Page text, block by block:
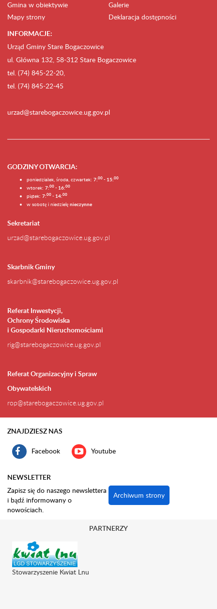
Gmina w obiektywie
Galerie
Mapy strony
Deklaracja dostępności
INFORMACJE:
Urząd Gminy Stare Bogaczowice
ul. Główna 132, 58-312 Stare Bogaczowice
tel. (74) 845-22-20,
tel. (74) 845-22-45
urzad@starebogaczowice.ug.gov.pl
GODZINY OTWARCIA:
poniedziałek, środa, czwartek: 7:00 - 15:00
wtorek: 7:00 - 16:00
piątek: 7:00 - 14:00
w sobotę i niedzielę nieczynne
Sekretariat
urzad@starebogaczowice.ug.gov.pl
Skarbnik Gminy
skarbnik@starebogaczowice.ug.gov.pl
Referat Inwestycji,
Ochrony Środowiska
i Gospodarki Nieruchomościami
rig@starebogaczowice.ug.gov.pl
Referat Organizacyjny i Spraw
Obywatelskich
rop@starebogaczowice.ug.gov.pl
ZNAJDZIESZ NAS
Facebook Youtube
NEWSLETTER
Zapisz się do naszego newslettera
i bądź informowany o
nowościach.
Archiwum strony
PARTNERZY
Stowarzyszenie Kwiat Lnu